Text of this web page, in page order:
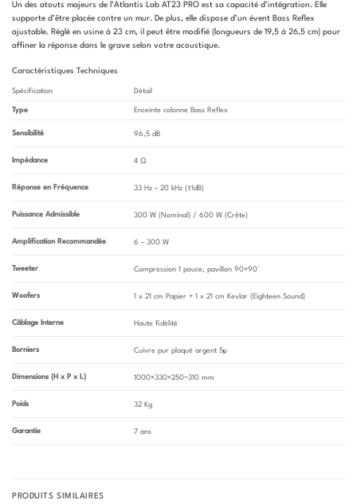
Un des atouts majeurs de l’Atlantis Lab AT23 PRO est sa capacité d’intégration. Elle
supporte d’être placée contre un mur. De plus, elle dispose d’un évent Bass Reflex
ajustable. Réglé en usine à 23 cm, il peut être modifié (longueurs de 19,5 à 26,5 cm) pour
affiner la réponse dans le grave selon votre acoustique.
Caractéristiques Techniques
Spécification Détail
Type Enceinte colonne Bass Reflex
Sensibilité 96,5 dB
Impédance 4Ω
Réponse en Fréquence 33 Hz – 20 kHz (±1dB)
Puissance Admissible 300 W (Nominal) / 600 W (Crête)
Amplification Recommandée 6 – 300 W
Tweeter Compression 1 pouce, pavillon90×90°
Woofers 1 x 21 cm Papier + 1 x 21 cm Kevlar (Eighteen Sound)
Câblage Interne Haute fidélité
Borniers Cuivre pur plaqué argent 5µ
Dimensions (H x P x L) 1000×330×250−310 mm
Poids 32 Kg
Garantie 7 ans
PRODUITS SIMILAIRES